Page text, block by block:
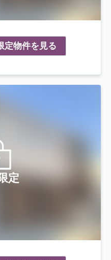
定物件を見る
定